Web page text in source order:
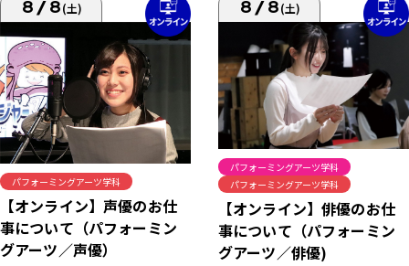
8/8(土)
パフォーミングアーツ学科
【オンライン】声優のお仕
事について（パフォーミン
グアーツ／声優）
8/8(土)
パフォーミングアーツ学科
パフォーミングアーツ学科
【オンライン】俳優のお仕
事について（パフォーミン
グアーツ／俳優)